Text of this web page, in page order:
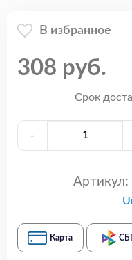
В избранное
308 руб.
Срок
-
Артикул:
Карта СБП